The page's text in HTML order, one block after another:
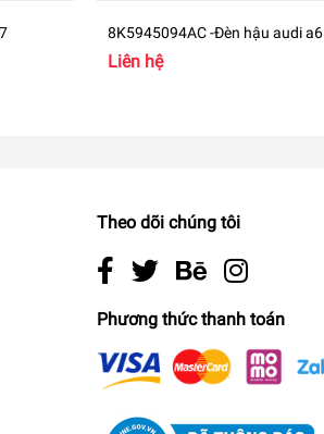
8K5945094AC -Đèn hậu audi a6 -
8K5945096AC
Liên hệ
Theo dõi chúng tôi
Phương thức thanh toán